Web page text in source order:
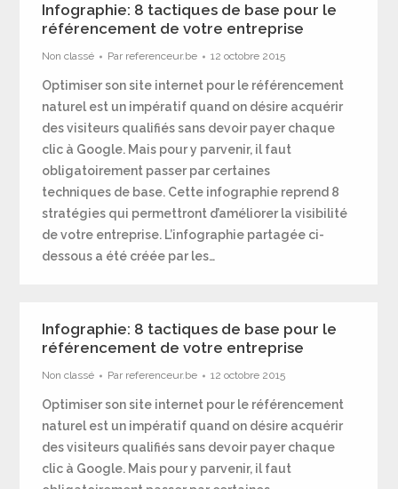
Infographie: 8 tactiques de base pour le
référencement de votre entreprise
Non classé Par referenceur.be 12 octobre 2015
Optimiser son site internet pour le référencement
naturel est un impératif quand on désire acquérir
des visiteurs qualifiés sans devoir payer chaque
clic à Google. Mais pour y parvenir, il faut
obligatoirement passer par certaines
techniques de base. Cette infographie reprend 8
stratégies qui permettront d’améliorer la visibilité
de votre entreprise. L’infographie partagée ci-
dessous a été créée par les…
Infographie: 8 tactiques de base pour le
référencement de votre entreprise
Non classé Par referenceur.be 12 octobre 2015
Optimiser son site internet pour le référencement
naturel est un impératif quand on désire acquérir
des visiteurs qualifiés sans devoir payer chaque
clic à Google. Mais pour y parvenir, il faut